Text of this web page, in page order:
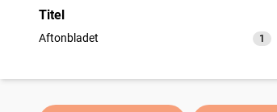
Titel
Aftonbladet 1
träffar